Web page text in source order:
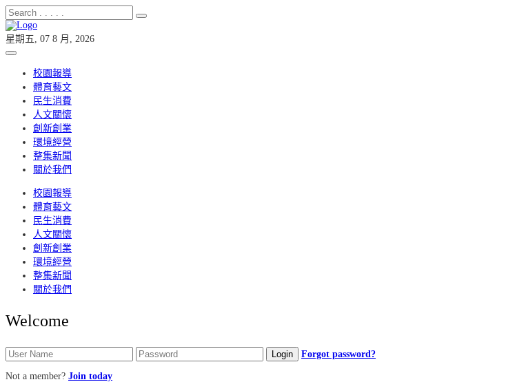
星期五, 07 8 月, 2026
校園報導
體育藝文
民生消費
人文關懷
創新創業
環境經營
整集新聞
關於我們
校園報導
體育藝文
民生消費
人文關懷
創新創業
環境經營
整集新聞
關於我們
Welcome
Forgot password?
Not a member? Join today